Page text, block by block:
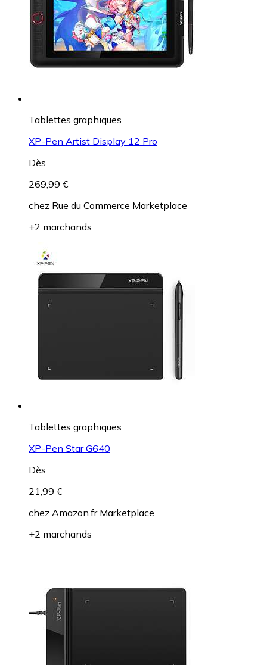
Tablettes graphiques
XP-Pen Artist Display 12 Pro
Dès
269,99 €
chez Rue du Commerce Marketplace
+2 marchands
Tablettes graphiques
XP-Pen Star G640
Dès
21,99 €
chez Amazon.fr Marketplace
+2 marchands